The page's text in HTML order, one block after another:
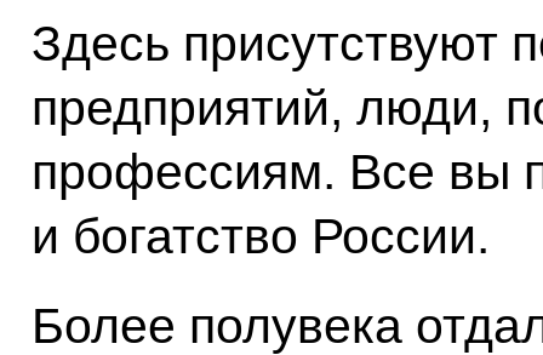
Здесь присутствуют
предприятий, люди,
профессиям. Все вы
и богатство России.
Более полувека